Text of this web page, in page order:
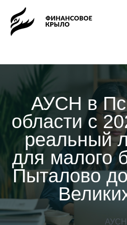
АУСН в
области с
реальный
для малого
Пыталово
АУСН